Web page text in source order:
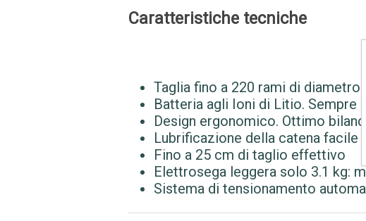
Caratteristiche tecniche
Taglia fino a 220 rami di
Batteria agli Ioni di Litio. Sempre
Design ergonomico. Ottimo
Lubrificazione della catena facile
Fino a 25 cm di taglio effettivo
Elettrosega leggera solo 3.1 kg:
Sistema di tensionamento